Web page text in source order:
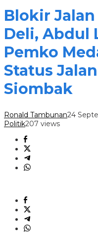
Blokir
Deli, Abdul
Pemko
Status
Siombak
Ronald Tambunan24
Politik207 views